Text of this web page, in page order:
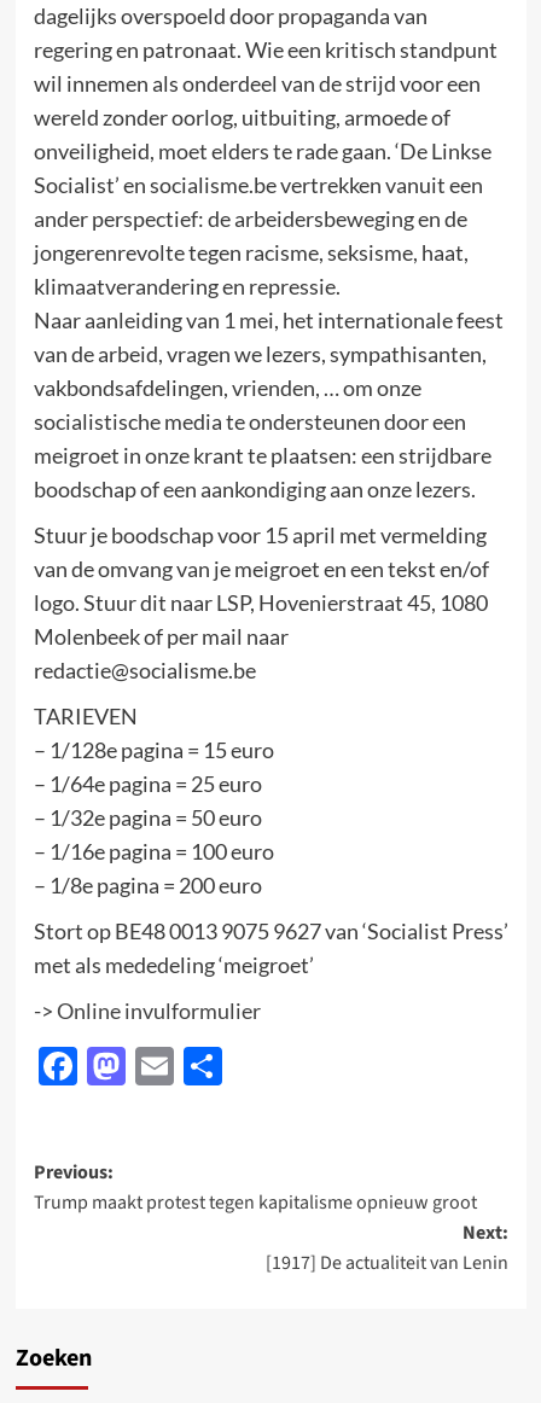
dagelijks overspoeld door propaganda van
regering en patronaat. Wie een kritisch standpunt
wil innemen als onderdeel van de strijd voor een
wereld zonder oorlog, uitbuiting, armoede of
onveiligheid, moet elders te rade gaan. ‘De Linkse
Socialist’ en socialisme.be vertrekken vanuit een
ander perspectief: de arbeidersbeweging en de
jongerenrevolte tegen racisme, seksisme, haat,
klimaatverandering en repressie.
Naar aanleiding van 1 mei, het internationale feest
van de arbeid, vragen we lezers, sympathisanten,
vakbondsafdelingen, vrienden, … om onze
socialistische media te ondersteunen door een
meigroet in onze krant te plaatsen: een strijdbare
boodschap of een aankondiging aan onze lezers.
Stuur je boodschap voor 15 april met vermelding
van de omvang van je meigroet en een tekst en/of
logo. Stuur dit naar LSP, Hovenierstraat 45, 1080
Molenbeek of per mail naar
redactie@socialisme.be
TARIEVEN
– 1/128e pagina = 15 euro
– 1/64e pagina = 25 euro
– 1/32e pagina = 50 euro
– 1/16e pagina = 100 euro
– 1/8e pagina = 200 euro
Stort op BE48 0013 9075 9627 van ‘Socialist Press’
met als mededeling ‘meigroet’
->Online invulformulier
Facebook
Mastodon
EmailDelen
Post
navigation
Previous:
Trump maakt protest tegen kapitalisme opnieuw groot
Next:
[1917] De actualiteit van Lenin
Zoeken